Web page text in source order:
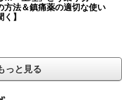
法＆鎮痛薬の適切な使い
】
っと見る